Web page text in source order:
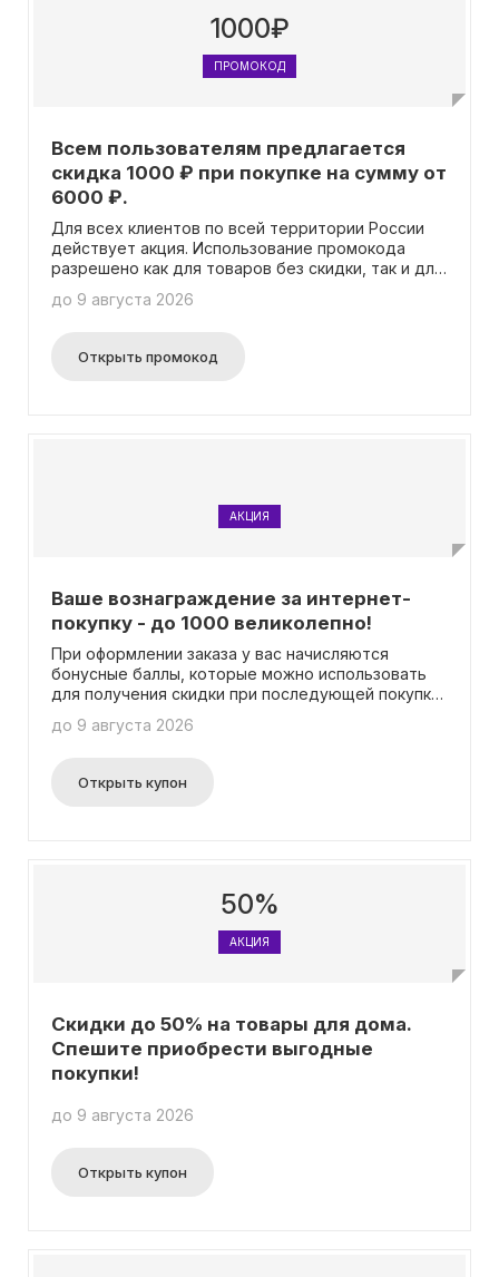
MBR, Proraso, Sisley, TOM FORD, Viseart,
SESDERMA, BORNTOSTANDOUT, GUERLAIN, Clarins
1000₽
ПРОМОКОД
Всем пользователям предлагается
скидка 1000 ₽ при покупке на сумму от
6000 ₽.
Для всех клиентов по всей территории России
действует акция. Использование промокода
разрешено как для товаров без скидки, так и для
цены. Промокод может быть использован
быть применен совместно с другими акциями.
Промокод не действует на бренды,
TOM FORD, Viseart, SESDERMA,
BORNTOSTANDOUT, GUERLAIN, Clarins, Givenchy.
до 9 августа 2026
Открыть промокод
АКЦИЯ
Ваше вознаграждение за интернет-
покупку - до 1000 великолепно!
При оформлении заказа у вас начисляются
бонусные баллы, которые можно использовать
для получения скидки при последующей покупке
от общей суммы заказа: при покупке на сумму от
10000 рублей — уже 1000 баллов.
до 9 августа 2026
Открыть купон
50%
АКЦИЯ
Скидки до 50% на товары для дома.
Спешите приобрести выгодные
покупки!
до 9 августа 2026
Открыть купон